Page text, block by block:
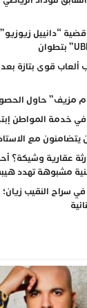
“دانييل
ألعاب قوى بتازة
مزيف” حاول
خدمة المواطن
يتضامنون مع
عقارية وشيكة؟
مشبوهة تهدد هيبة
في سراح النقيب